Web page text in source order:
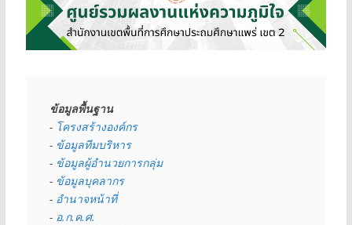
ข้อมูลพื้นฐาน
- โครงสร้างองค์กร
- ข้อมูลทีมบริหาร
- ข้อมูลผู้อำนวยการกลุ่ม
- ข้อมูลบุคลากร
- อำนาจหน้าที่
- อ.ก.ค.ศ.